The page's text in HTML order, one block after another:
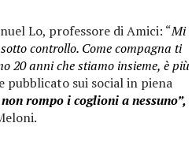
Lo, professore di Amici: “Mi
controllo. Come compagna ti
20 anni che stiamo insieme, è più
pubblicato sui social in piena
rompo i coglioni a nessuno”,